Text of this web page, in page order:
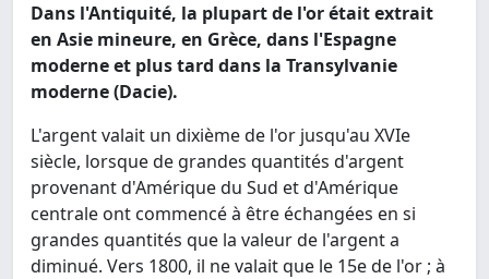
Dans l'Antiquité, la plupart de l'or était extrait
en Asie mineure, en Grèce, dans l'Espagne
moderne et plus tard dans la Transylvanie
moderne (Dacie).
L'argent valait un dixième de l'or jusqu'au XVIe
siècle, lorsque de grandes quantités d'argent
provenant d'Amérique du Sud et d'Amérique
centrale ont commencé à être échangées en si
grandes quantités que la valeur de l'argent a
diminué. Vers 1800, il ne valait que le 15e de l'or ; à